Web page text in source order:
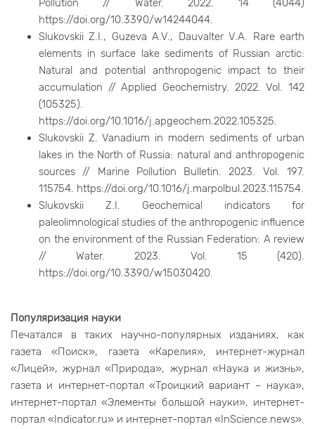
Pollution // Water. 2022. 14 (4044)
https://doi.org/10.3390/w14244044.
Slukovskii Z.I., Guzeva A.V., Dauvalter V.A. Rare earth
elements in surface lake sediments of Russian arctic:
Natural and potential anthropogenic impact to their
accumulation // Applied Geochemistry. 2022. Vol. 142
(105325).
https://doi.org/10.1016/j.apgeochem.2022.105325.
Slukovskii Z. Vanadium in modern sediments of urban
lakes in the North of Russia: natural and anthropogenic
sources // Marine Pollution Bulletin. 2023. Vol. 197.
115754. https://doi.org/10.1016/j.marpolbul.2023.115754.
Slukovskii Z.I. Geochemical indicators for
paleolimnological studies of the anthropogenic influence
on the environment of the Russian Federation: A review
// Water. 2023. Vol. 15 (420).
https://doi.org/10.3390/w15030420.
Популяризация науки
Печатался в таких научно-популярных изданиях, как
газета «Поиск», газета «Карелия», интернет-журнал
«Лицей», журнал «Природа», журнал «Наука и жизнь»,
газета и интернет-портал «Троицкий вариант – наука»,
интернет-портал «Элементы большой науки», интернет-
портал «Indicator.ru» и интернет-портал «InScience.news».